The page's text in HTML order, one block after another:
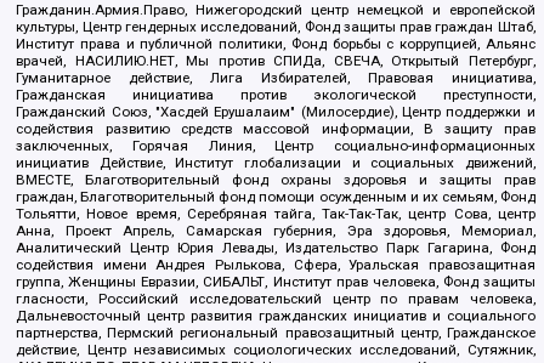
Гражданин.Армия.Право, Нижегородский центр немецкой и европейской
культуры, Центр гендерных исследований, Фонд защиты прав граждан Штаб,
Институт права и публичной политики, Фонд борьбы с коррупцией, Альянс
врачей, НАСИЛИЮ.НЕТ, Мы против СПИДа, СВЕЧА, Открытый Петербург,
Гуманитарное действие, Лига Избирателей, Правовая инициатива,
Гражданская инициатива против экологической преступности,
Гражданский Союз, "Хасдей Ерушалаим" (Милосердие), Центр поддержки и
содействия развитию средств массовой информации, В защиту прав
заключенных, Горячая Линия, Центр социально-информационных
инициатив Действие, Институт глобализации и социальных движений,
ВМЕСТЕ, Благотворительный фонд охраны здоровья и защиты прав
граждан, Благотворительный фонд помощи осужденным и их семьям, Фонд
Тольятти, Новое время, Серебряная тайга, Так-Так-Так, центр Сова, центр
Анна, Проект Апрель, Самарская губерния, Эра здоровья, Мемориал,
Аналитический Центр Юрия Левады, Издательство Парк Гагарина, Фонд
содействия имени Андрея Рылькова, Сфера, Уральская правозащитная
группа, Женщины Евразии, СИБАЛЬТ, Институт прав человека, Фонд защиты
гласности, Российский исследовательский центр по правам человека,
Дальневосточный центр развития гражданских инициатив и социального
партнерства, Пермский региональный правозащитный центр, Гражданское
действие, Центр независимых социологических исследований, Сутяжник,